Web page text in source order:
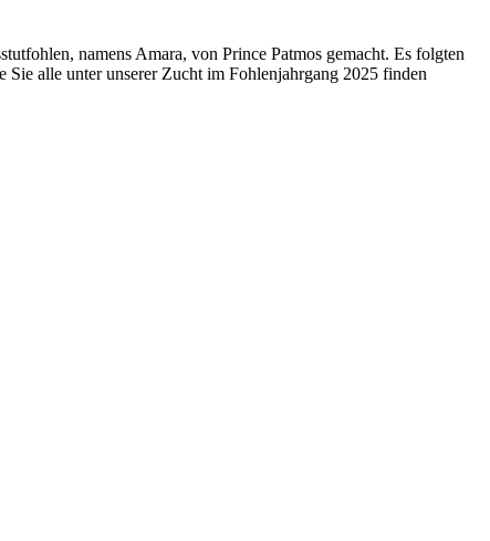
namens Amara, von Prince Patmos gemacht. Es folgten
alle unter unserer Zucht im Fohlenjahrgang 2025 finden